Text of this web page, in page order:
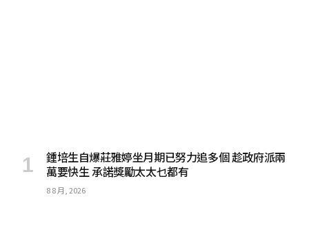
鍾培生自爆莊雅婷坐月期已努力追多個 趁政府派兩
萬要快生 承諾獎勵太太乜都有
8 8 月, 2026